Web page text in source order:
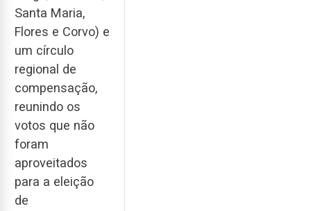
Santa Maria,
Flores e Corvo) e
um círculo
regional de
compensação,
reunindo os
votos que não
foram
aproveitados
para a eleição
de